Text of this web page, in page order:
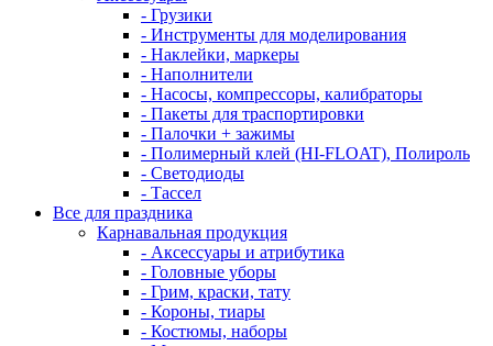
- Грузики
- Инструменты для моделирования
- Наклейки, маркеры
- Наполнители
- Насосы, компрессоры, калибраторы
- Пакеты для траспортировки
- Палочки + зажимы
- Полимерный клей (HI-FLOAT), Полироль
- Светодиоды
- Тассел
Все для праздника
Карнавальная продукция
- Аксессуары и атрибутика
- Головные уборы
- Грим, краски, тату
- Короны, тиары
- Костюмы, наборы